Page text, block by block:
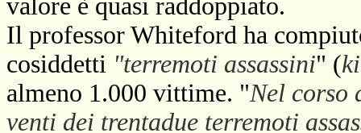
valore è quasi raddoppiato.
Il professor Whiteford ha
cosiddetti "terremoti assassini" (
almeno 1.000 vittime. "Nel corso
venti dei trentadue terremoti